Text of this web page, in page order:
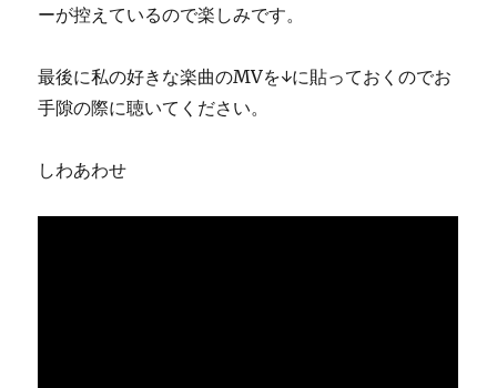
ーが控えているので楽しみです。
最後に私の好きな楽曲のMVを↓に貼っておくのでお
手隙の際に聴いてください。
しわあわせ